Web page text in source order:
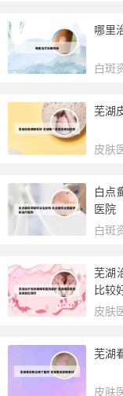
哪里
白斑
芜湖
皮肤
白点
医院
白斑
芜湖
比较
皮肤
芜湖
皮肤